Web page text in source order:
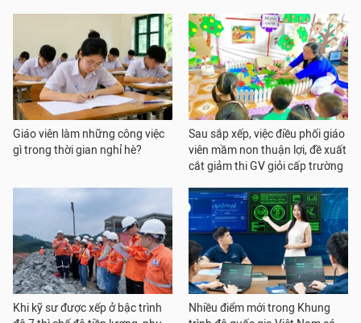
Giáo viên làm những công việc
gì trong thời gian nghỉ hè?
Sau sắp xếp, việc điều phối giáo
viên mầm non thuận lợi, đề xuất
cắt giảm thi GV giỏi cấp trường
Khi kỹ sư được xếp ở bậc trình
Nhiều điểm mới trong Khung